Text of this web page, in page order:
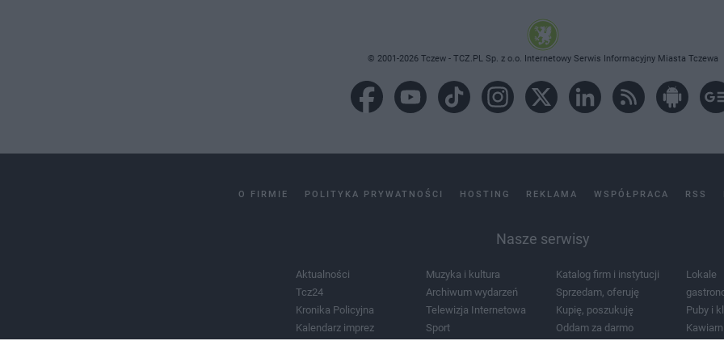
© 2001-2026 Tczew - TCZ.PL Sp. z o.o. Internetowy Serwis Informacyjny Miasta Tczewa
O FIRMIE POLITYKA PRYWATNOŚCI HOSTING REKLAMA WSPÓŁPRACA RSS
Nasze serwisy
Aktualności
Tcz24
Kronika Policyjna
Kalendarz imprez
Muzyka i kultura
Archiwum wydarzeń
Telewizja Internetowa
Sport
Katalog firm i instytucji
Sprzedam, oferuję
Kupię, poszukuję
Oddam za darmo
Lokale
Puby i